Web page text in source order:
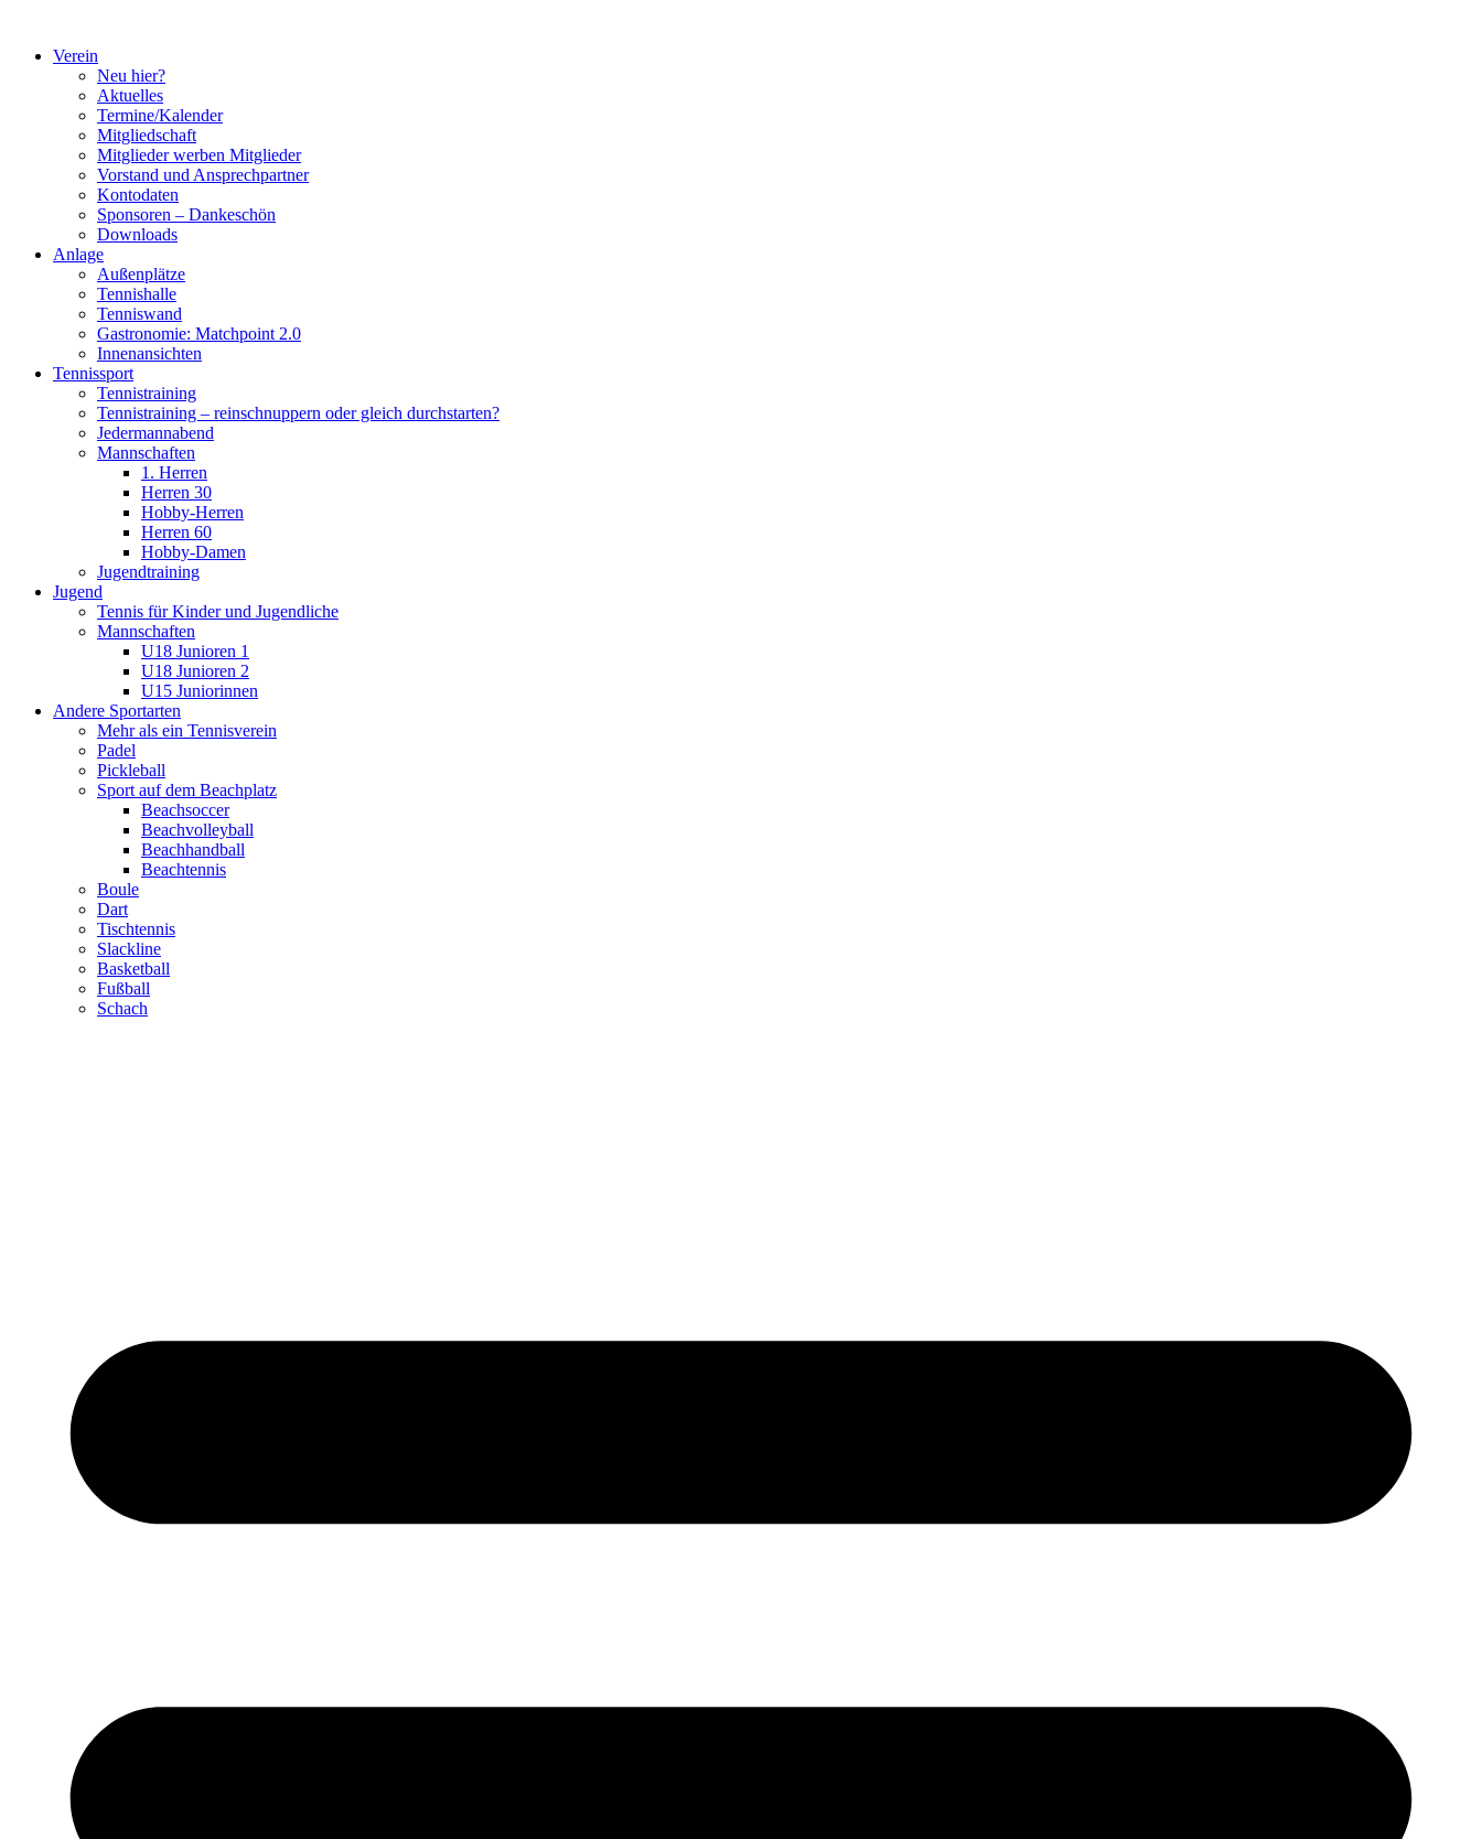
springenVerein
Neu hier?
Aktuelles
Termine/Kalender
Mitgliedschaft
Mitglieder werben Mitglieder
Vorstand und Ansprechpartner
Kontodaten
Sponsoren – Dankeschön
Downloads
Anlage
Außenplätze
Tennishalle
Tenniswand
Gastronomie: Matchpoint 2.0
Innenansichten
Tennissport
Tennistraining
Tennistraining – reinschnuppern oder gleich durchstarten?
Jedermannabend
Mannschaften
1. Herren
Herren 30
Hobby-Herren
Herren 60
Hobby-Damen
Jugendtraining
Jugend
Tennis für Kinder und Jugendliche
Mannschaften
U18 Junioren 1
U18 Junioren 2
U15 Juniorinnen
Andere Sportarten
Mehr als ein Tennisverein
Padel
Pickleball
Sport auf dem Beachplatz
Beachsoccer
Beachvolleyball
Beachhandball
Beachtennis
Boule
Dart
Tischtennis
Slackline
Basketball
Fußball
Schach